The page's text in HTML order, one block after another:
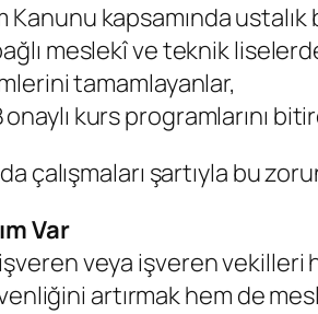
Kanunu kapsamında
meslekî ve teknik
tamamlayanlar,
kurs programlarını
çalışmaları şartıyla bu
Var
veya işveren vekilleri
artırmak hem de